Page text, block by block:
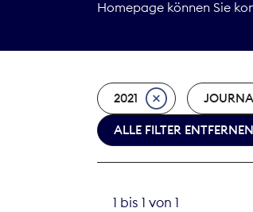
Homepage können Sie
2021
ALLE FILTER ENTFERNEN
1 bis 1 von 1